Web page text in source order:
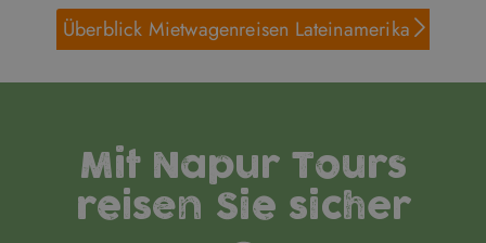
Überblick Mietwagenreisen Lateinamerika
Mit Napur Tours
reisen Sie sicher